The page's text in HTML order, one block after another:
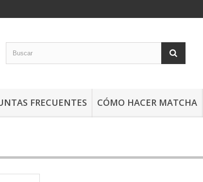
FRECUENTES CÓMO HACER MATCHA